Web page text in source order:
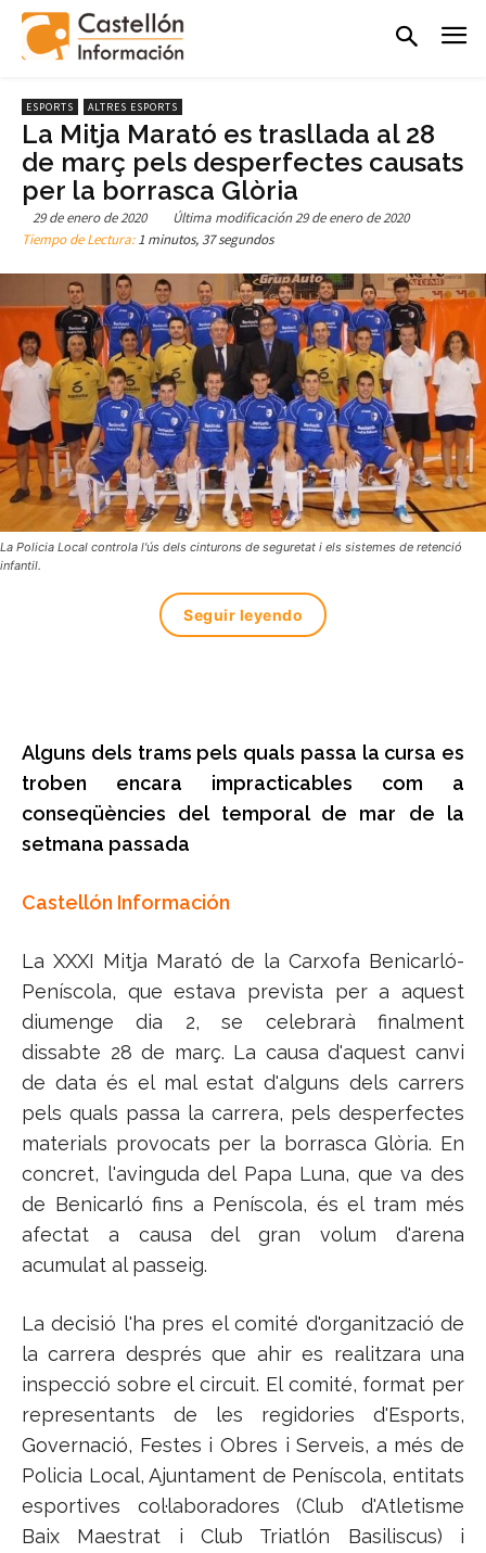
ESPORTS ALTRES ESPORTS
La Mitja Marató es trasllada al 28
de març pels desperfectes causats
per la borrasca Glòria
29 de enero de 2020 Última modificación29 de enero de 2020
Tiempo de Lectura:1 minutos, 37 segundos
La Policia Local controla l'ús dels cinturons de seguretat i els sistemes de retenció
infantil.
Seguir leyendo
Alguns dels trams pels quals passa la cursa es
troben encara impracticables com a
conseqüències del temporal de mar de la
setmana passada
Castellón Información
La XXXI Mitja Marató de la Carxofa Benicarló-
Peníscola, que estava prevista per a aquest
diumenge dia 2, se celebrarà finalment
dissabte 28 de març. La causa d'aquest canvi
de data és el mal estat d'alguns dels carrers
pels quals passa la carrera, pels desperfectes
materials provocats per la borrasca Glòria. En
concret, l'avinguda del Papa Luna, que va des
de Benicarló fins a Peníscola, és el tram més
afectat a causa del gran volum d'arena
acumulat al passeig.
La decisió l'ha pres el comité d'organització de
la carrera després que ahir es realitzara una
inspecció sobre el circuit. El comité, format per
representants de les regidories d'Esports,
Governació, Festes i Obres i Serveis, a més de
Policia Local, Ajuntament de Peníscola, entitats
esportives col·laboradores (Club d'Atletisme
Baix Maestrat i Club Triatlón Basiliscus) i